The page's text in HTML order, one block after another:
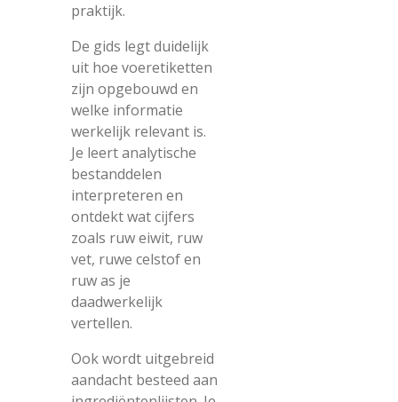
praktijk.
De gids legt duidelijk
uit hoe voeretiketten
zijn opgebouwd en
welke informatie
werkelijk relevant is.
Je leert analytische
bestanddelen
interpreteren en
ontdekt wat cijfers
zoals ruw eiwit, ruw
vet, ruwe celstof en
ruw as je
daadwerkelijk
vertellen.
Ook wordt uitgebreid
aandacht besteed aan